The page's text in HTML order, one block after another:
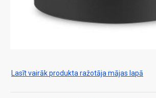
Lasīt vairāk produkta ražotāja mājas lapā